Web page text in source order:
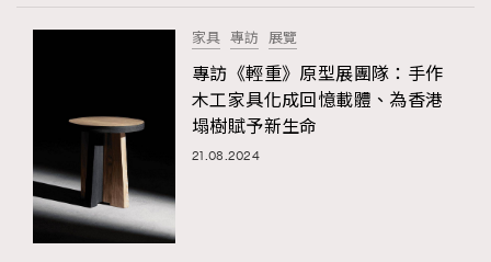
家具 專訪 展覽
專訪《輕重》原型展團隊：手作
木工家具化成回憶載體、為香港
塌樹賦予新生命
21.08.2024